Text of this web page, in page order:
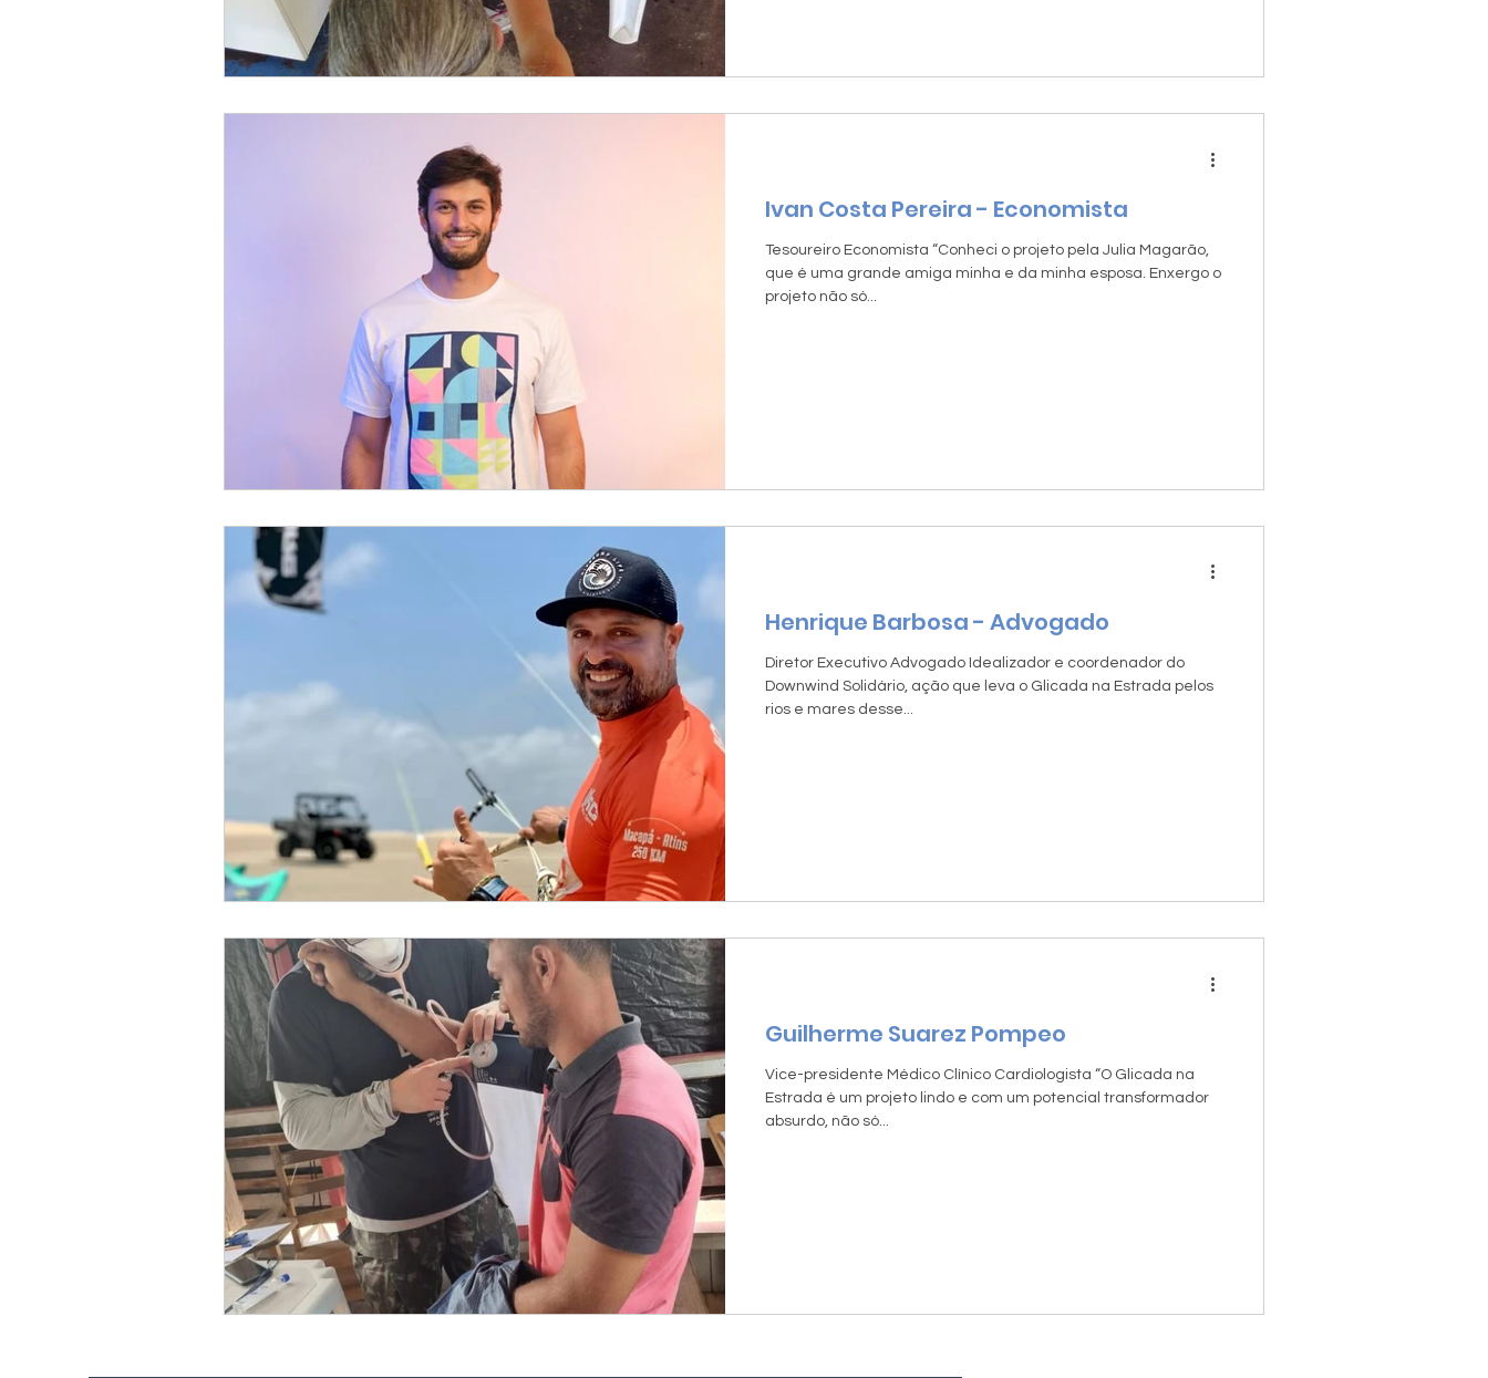
Ivan Costa Pereira - Economista
Tesoureiro Economista “Conheci o projeto pela Julia Magarão,
que é uma grande amiga minha e da minha esposa. Enxergo o
projeto não só...
Henrique Barbosa - Advogado
Diretor Executivo Advogado Idealizador e coordenador do
Downwind Solidário, ação que leva o Glicada na Estrada pelos
rios e mares desse...
Guilherme Suarez Pompeo
Vice-presidente Médico Clínico Cardiologista “O Glicada na
Estrada é um projeto lindo e com um potencial transformador
absurdo, não só...